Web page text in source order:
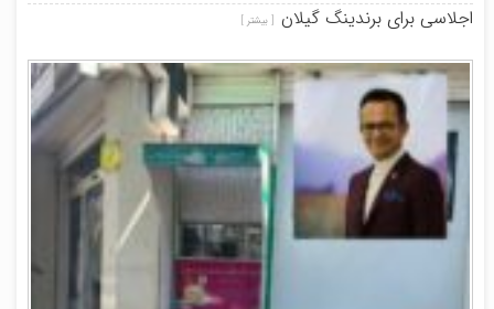
اجلاسی برای برندینگ گیلان [ بیشتر ]